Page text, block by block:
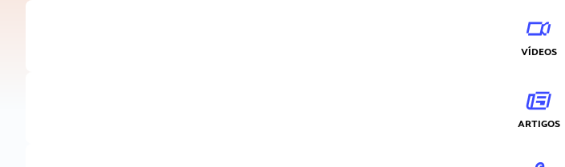
VÍDEOS
ARTIGOS